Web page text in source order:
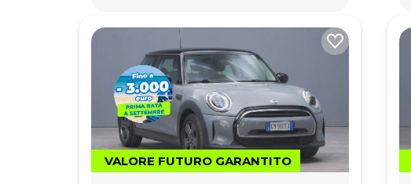
VALORE FUTURO GARANTITO